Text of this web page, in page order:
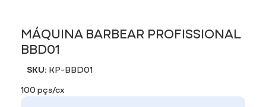
MÁQUINA BARBEAR PROFISSIONAL
BBD01
SKU: KP-BBD01
100 pçs/cx